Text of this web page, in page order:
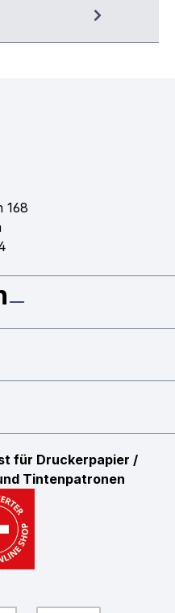
168
für Druckerpapier /
Tintenpatronen